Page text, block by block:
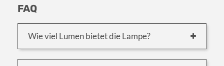
FAQ
Wie viel Lumen bietet die Lampe?